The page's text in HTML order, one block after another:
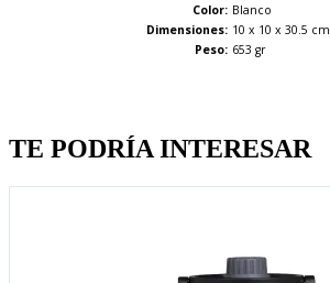
Color: Blanco
Dimensiones: 10 x 10 x 30.5 cm
Peso: 653 gr
TE PODRÍA INTERESAR